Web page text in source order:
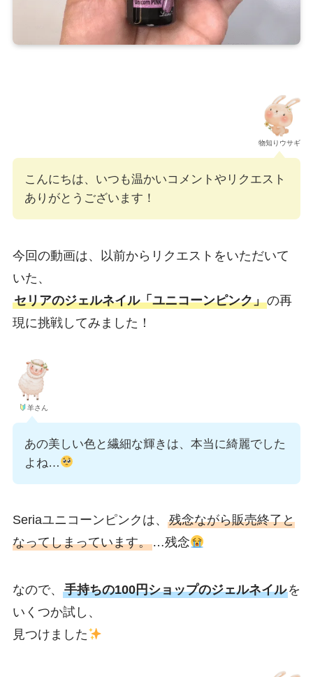
物知りウサギ
こんにちは、いつも温かいコメントやリクエスト
ありがとうございます！
今回の動画は、以前からリクエストをいただいて
いた、
セリアのジェルネイル「ユニコーンピンク」の再
現に挑戦してみました！
羊さん
あの美しい色と繊細な輝きは、本当に綺麗でした
よね…
Seriaユニコーンピンクは、 残念ながら販売終了と
なってしまっています。…残念
なので、 手持ちの100円ショップのジェルネイルを
いくつか試し、
見つけました